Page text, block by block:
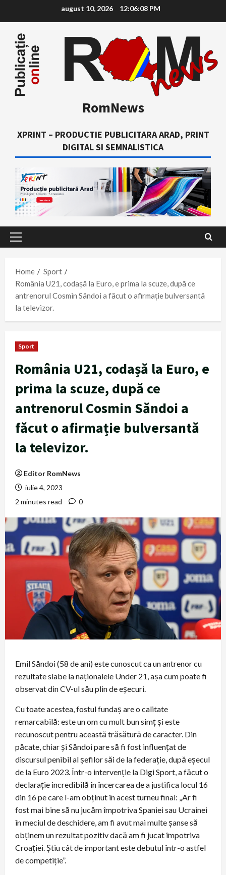
content
august 10, 2026 12:06:09 PM
RomNews
XPRINT – PRODUCTIE PUBLICITARA ARAD, PRINT
DIGITAL SI SEMNALISTICA
Primary
Home
Sport
România U21, codașă la Euro, e prima la scuze, după ce
antrenorul Cosmin Săndoi a făcut o afirmație bulversantă
la televizor.
Sport
România U21, codașă la Euro, e
prima la scuze, după ce
antrenorul Cosmin Săndoi a
făcut o afirmație bulversantă
la televizor.
Editor RomNews
iulie 4, 2023
2 minutes read
0
Emil Săndoi (58 de ani) este cunoscut ca un antrenor cu
rezultate slabe la naționalele Under 21, așa cum poate fi
observat din CV-ul său plin de eșecuri.
Cu toate acestea, fostul fundaș are o calitate
remarcabilă: este un om cu mult bun simț și este
recunoscut pentru această trăsătură de caracter. Din
păcate, chiar și Săndoi pare să fi fost influențat de
discursul penibil al șefilor săi de la federație, după eșecul
de la Euro 2023. Într-o intervenție la Digi Sport, a făcut o
declarație incredibilă în încercarea de a justifica locul 16
din 16 pe care l-am obținut în acest turneu final: „Ar fi
fost mai bine să nu jucăm împotriva Spaniei sau Ucrainei
în meciul de deschidere, am fi avut mai multe șanse să
obținem un rezultat pozitiv dacă am fi jucat împotriva
Croației. Știu cât de important este debutul într-o astfel
de competiție”.